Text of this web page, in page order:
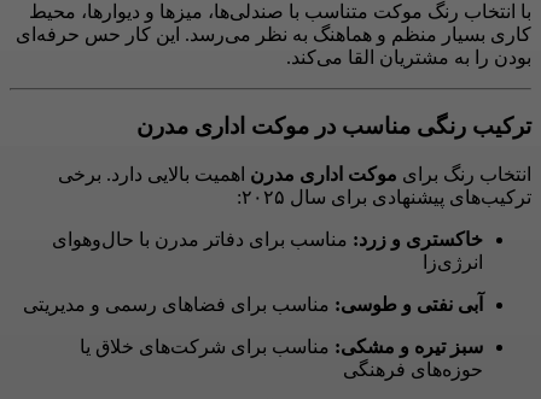
با انتخاب رنگ موکت متناسب با صندلی‌ها، میزها و دیوارها، محیط
کاری بسیار منظم و هماهنگ به نظر می‌رسد. این کار حس حرفه‌ای
بودن را به مشتریان القا می‌کند.
ترکیب رنگی مناسب در موکت اداری مدرن
انتخاب رنگ برای موکت اداری مدرن اهمیت بالایی دارد. برخی
ترکیب‌های پیشنهادی برای سال ۲۰۲۵:
خاکستری و زرد: مناسب برای دفاتر مدرن با حال‌و‌هوای
انرژی‌زا
آبی نفتی و طوسی: مناسب برای فضاهای رسمی و مدیریتی
سبز تیره و مشکی: مناسب برای شرکت‌های خلاق یا
حوزه‌های فرهنگی